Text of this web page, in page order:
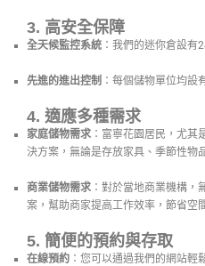
3. 高安全保障
全天候監控系統 ：我們的迷你倉設
先進的進出控制 ：每個儲物單位均
4. 適應多種需求
家庭儲物需求 ：富寧花園居民，尤
決方案，無論是存放家具、季節性物
商業儲物需求 ：對於當地商業機構
案，幫助商家提高工作效率，節省空
5. 簡便的預約與存取
在線預約 ：您可以通過我們的網站